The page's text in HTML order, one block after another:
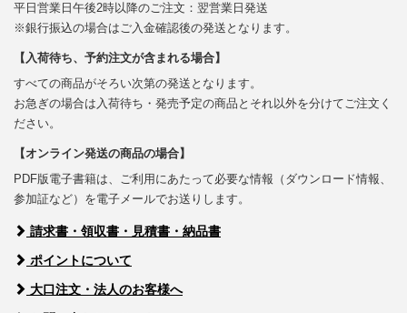
平日営業日午後2時以降のご注文：翌営業日発送
※銀行振込の場合はご入金確認後の発送となります。
【入荷待ち、予約注文が含まれる場合】
すべての商品がそろい次第の発送となります。
お急ぎの場合は入荷待ち・発売予定の商品とそれ以外を分けてご注文く
ださい。
【オンライン発送の商品の場合】
PDF版電子書籍は、ご利用にあたって必要な情報（ダウンロード情報、
参加証など）を電子メールでお送りします。
請求書・領収書・見積書・納品書
ポイントについて
大口注文・法人のお客様へ